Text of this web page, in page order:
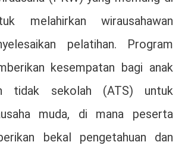
melahirkan wirausahawan
pelatihan. Program
kesempatan bagi anak
tidak sekolah (ATS) untuk
muda, di mana peserta
bekal pengetahuan dan